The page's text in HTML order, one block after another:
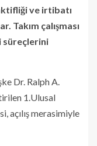
ve irtibatı
Takım çalışması
süreçlerini
Dr. Ralph A.
1.Ulusal
açılış merasimiyle